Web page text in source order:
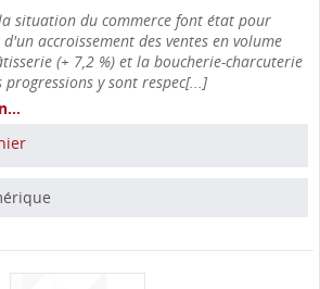
situation du commerce font état pour
accroissement des ventes en volume
(+ 7,2 %) et la boucherie-charcuterie
progressions y sont respec[...]